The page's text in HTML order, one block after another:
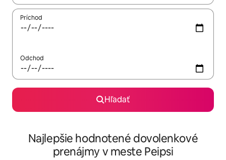
Príchod
Odchod
Hľadať
Najlepšie hodnotené dovolenkové
prenájmy v meste Peipsi